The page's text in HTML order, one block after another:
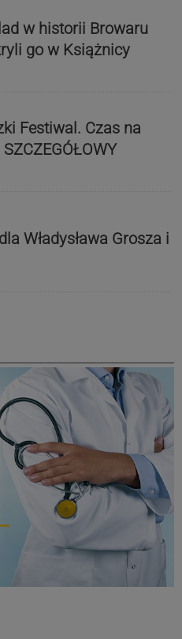
w historii Browaru
go w Książnicy
Festiwal. Czas na
Władysława Grosza i